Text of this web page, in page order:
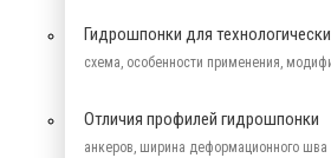
Гидрошпонки для
схема, особенности применения,
Отличия профилей гидрошпонки
анкеров, ширина деформационного шва